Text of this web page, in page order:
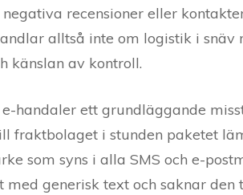
recensioner eller
alltså inte om logistik i snäv
känslan av kontroll.
handaler ett grundläggande
fraktbolaget i stunden paketet
som syns i alla SMS och e-
generisk text och saknar